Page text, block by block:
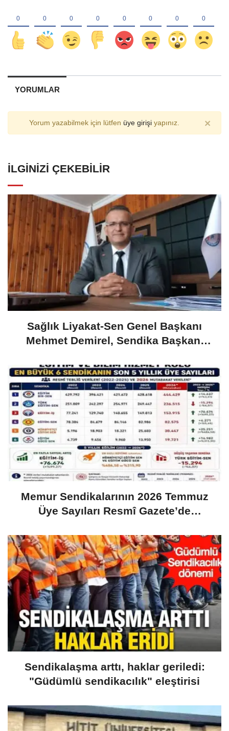
YORUMLAR
Yorum yazabilmek için lütfen üye girişiyapınız. ×
İLGINIZI ÇEKEBILIR
​Sağlık Liyakat-Sen Genel Başkanı
Mehmet Demirel, Sendika Başkanı
Memur Sendikalarının 2026 Temmuz
Üye Sayıları Resmî Gazete’de
Sendikalaşma arttı, haklar geriledi:
"Güdümlü sendikacılık" eleştirisi